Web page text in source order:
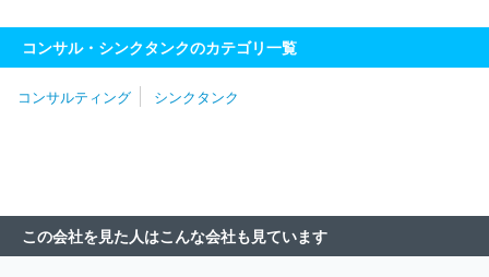
ベーション
株式会社武蔵野 ｊ．ｕｎｉｏｎ株式会社
株式会社
ブラヴィッシモ
三菱電機ビジネスエキスパート株式会社
ティング株式会社
株式会社ミナックス
Ｇデクストラ・ジャパン株式会社
フロンティア・マネジメント株式
会社
アクセンチュア株式会社
株式会社エッジ・インターナショ
ナル
株式会社カトープレジャーグループ
アイ・エス・エス株式
コンサル・シンクタンクのカテゴリ一覧
コンサルティング シンクタンク
この会社を見た人はこんな会社も見ています